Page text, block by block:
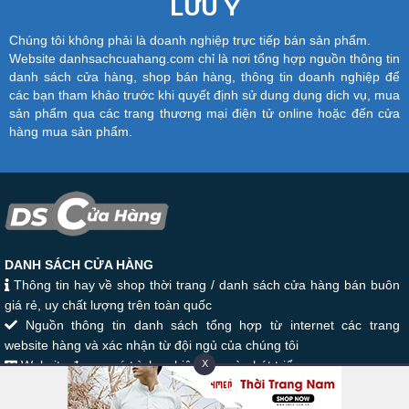
LƯU Ý
Chúng tôi không phải là doanh nghiệp trực tiếp bán sản phẩm.
Website danhsachcuahang.com chỉ là nơi tổng hợp nguồn thông tin
danh sách cửa hàng, shop bán hàng, thông tin doanh nghiệp để
các bạn tham khảo trước khi quyết định sử dung dụng dịch vụ, mua
sản phẩm qua các trang thương mại điện tử online hoặc đến cửa
hàng mua sản phẩm.
DANH SÁCH CỬA HÀNG
Thông tin hay về shop thời trang / danh sách cửa hàng bán buôn
giá rẻ, uy chất lượng trên toàn quốc
Nguồn thông tin danh sách tổng hợp từ internet các trang
website hàng và xác nhận từ đội ngủ của chúng tôi
Website đang quá trình nghiên cứu và phát triển
Phiên bản Beta 1
Email: danhsachcuahang.com@gmail.com
X